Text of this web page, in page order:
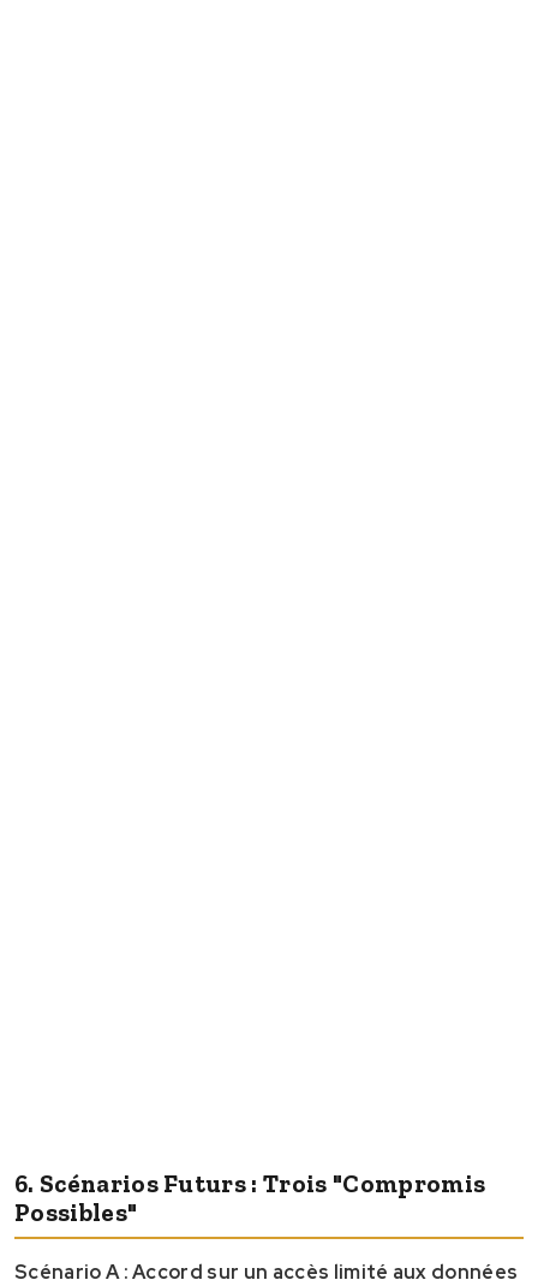
6. Scénarios Futurs : Trois "compromis
Possibles"
Scénario A : Accord sur un accès limité aux données